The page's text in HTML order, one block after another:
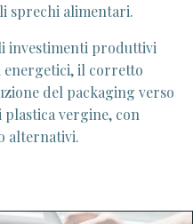
sprechi alimentari.
investimenti produttivi
energetici, il corretto
del packaging verso
vergine, con
alternativi.